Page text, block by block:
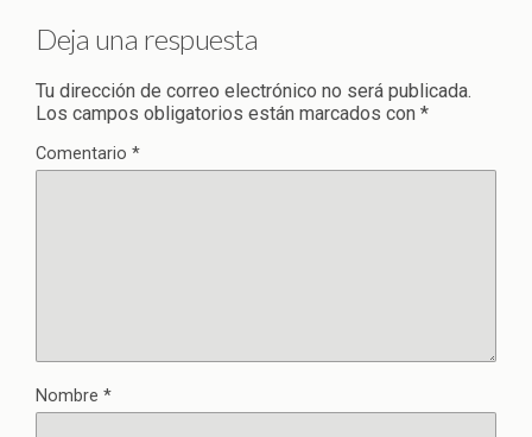
Deja una respuesta
Tu dirección de correo electrónico no será publicada.
Los campos obligatorios están marcados con *
Comentario *
Nombre *